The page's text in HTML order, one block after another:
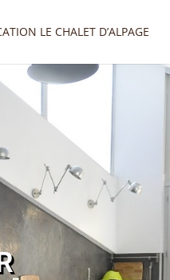
LE CHALET D’ALPAGE